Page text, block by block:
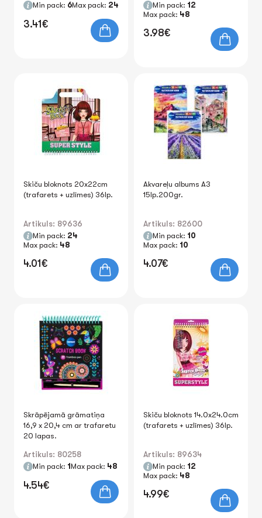
Min pack: 6Max pack: 24
3.41€
Min pack: 12
Max pack: 48
3.98€
Skiču bloknots 20x22cm
(trafarets + uzlīmes) 36lp.
Artikuls: 89636
Min pack: 24
Max pack: 48
4.01€
Akvareļu albums A3
15lp.200gr.
Artikuls: 82600
Min pack: 10
Max pack: 10
4.07€
Skrāpējamā grāmatiņa
16,9 x 20,4 cm ar trafaretu
20 lapas.
Artikuls: 80258
Min pack: 1Max pack: 48
4.54€
Skiču bloknots 14.0x24.0cm
(trafarets + uzlīmes) 36lp.
Artikuls: 89634
Min pack: 12
Max pack: 48
4.99€